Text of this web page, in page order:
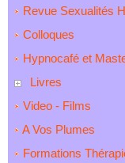
Revue Sexualités
Colloques
Hypnocafé et
Livres
Video - Films
A Vos Plumes
Formations